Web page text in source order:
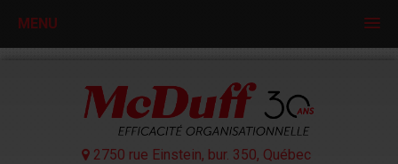
MENU
2750 rue Einstein, bur. 350, Québec